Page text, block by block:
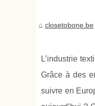
closetobone.be
L’industrie
Grâce à des
suivre en